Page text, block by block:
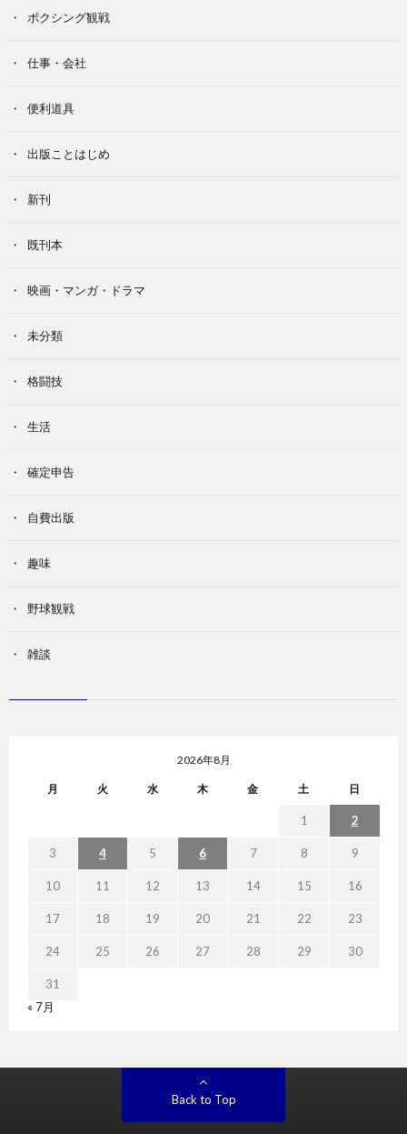
ボクシング観戦
仕事・会社
便利道具
出版ことはじめ
新刊
既刊本
映画・マンガ・ドラマ
未分類
格闘技
生活
確定申告
自費出版
趣味
野球観戦
雑談
2026年8月
月 火 水 木 金 土 日
1 2
3 4 5 6 7 8 9
10 11 12 13 14 15 16
17 18 19 20 21 22 23
24 25 26 27 28 29 30
31
« 7月
Back to Top